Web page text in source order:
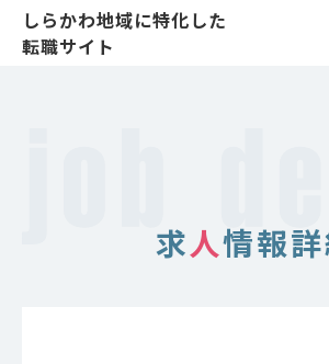
しらかわ地域に特化した
転職サイト
求人情報